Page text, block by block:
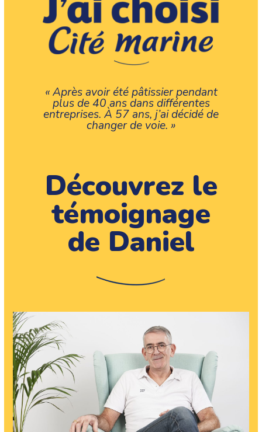
« Après avoir été pâtissier pendant
plus de 40 ans dans différentes
entreprises. À 57 ans, j’ai décidé de
changer de voie. »
Découvrez le
témoignage
de Daniel